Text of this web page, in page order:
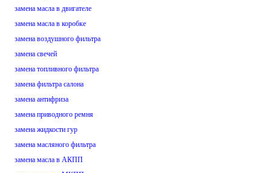
замена масла в двигателе
замена масла в коробке
замена воздушного фильтра
замена свечей
замена топливного фильтра
замена фильтра салона
замена антифриза
замена приводного ремня
замена жидкости гур
замена масляного фильтра
замена масла в АКПП